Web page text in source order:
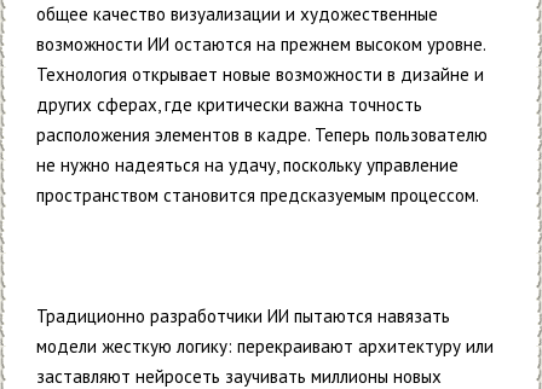
общее качество визуализации и художественные
возможности ИИ остаются на прежнем высоком уровне.
Технология открывает новые возможности в дизайне и
других сферах, где критически важна точность
расположения элементов в кадре. Теперь пользователю
не нужно надеяться на удачу, поскольку управление
пространством становится предсказуемым процессом.
Традиционно разработчики ИИ пытаются навязать
модели жесткую логику: перекраивают архитектуру или
заставляют нейросеть заучивать миллионы новых